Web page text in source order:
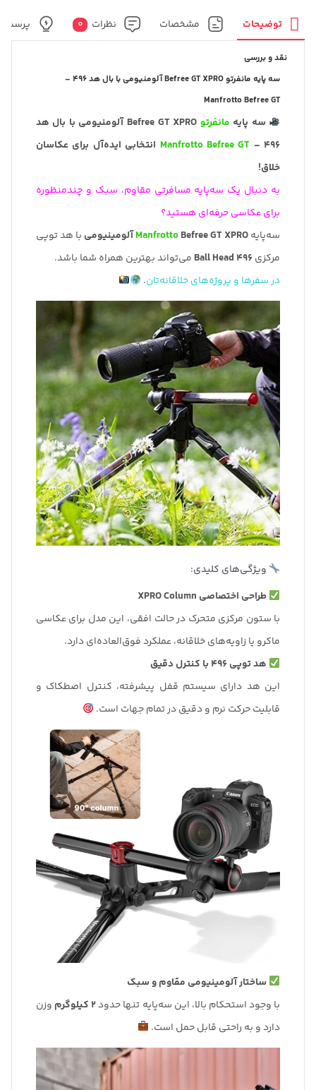
توضیحات مشخصات نظرات 0 پرسش
نقد و بررسی
سه پایه مانفرتو Befree GT XPRO آلومنیومی با بال هد 496 –
Manfrotto Befree GT
سه پایه مانفرتو
Befree GT XPRO آلومنیومی با بال هد
496 –
Manfrotto Befree GT انتخابی ایده‌آل برای عکاسان
خلاق!
به دنبال یک سه‌پایه مسافرتی مقاوم، سبک و چندمنظوره
برای عکاسی حرفه‌ای هستید؟
سه‌پایه
ManfrottoBefree GT XPRO آلومینیومی
با هد توپی
مرکزی496 Ball Head
می‌تواند بهترین همراه شما باشد.
در سفرها و پروژه‌های خلاقانه‌تان.
ویژگی‌های کلیدی:
طراحی اختصاصی XPRO Column
با ستون مرکزی متحرک در حالت افقی، این مدل برای عکاسی
ماکرو یا زاویه‌های خلاقانه، عملکرد فوق‌العاده‌ای دارد.
هد توپی 496 با کنترل دقیق
این هد دارای سیستم قفل پیشرفته، کنترل اصطکاک و
قابلیت حرکت نرم و دقیق در تمام جهات است.
ساختار آلومینیومی مقاوم و سبک
با وجود استحکام بالا، این سه‌پایه تنها حدود2 کیلوگرم
وزن
دارد و به راحتی قابل حمل است.